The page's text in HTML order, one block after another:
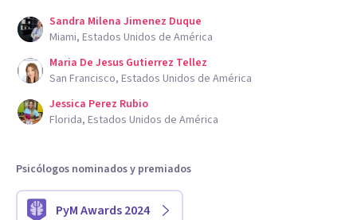
Sandra Milena Jimenez Duque
Miami, Estados Unidos de América
Maria De Jesus Gutierrez Tellez
San Francisco, Estados Unidos de América
Jessica Perez Rubio
Florida, Estados Unidos de América
Psicólogos nominados y premiados
PyM Awards 2024